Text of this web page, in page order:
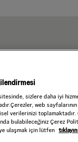
sizlere daha iyi
web
verilerinizi
bulabileceğiniz Çerez
ulaşmak için lütfen